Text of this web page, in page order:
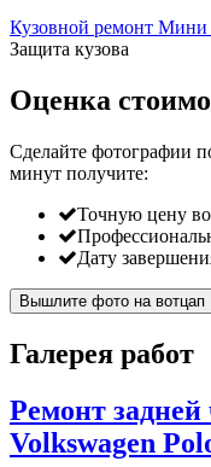
Кузовной ремонт Мини
Защита кузова
Оценка
Сделайте фотографии
минут получите:
Точную цену
Дату
Вышлите фото на вотцап
Галерея работ
Ремонт задней
Volkswagen